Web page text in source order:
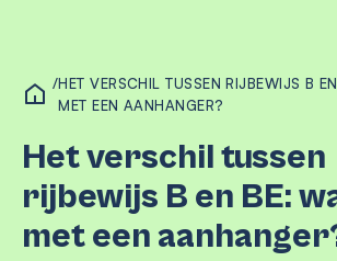
/HET VERSCHIL TUSSEN RIJBEWIJS B
MET EEN AANHANGER?
Het verschil tussen
rijbewijs B en BE:
met een